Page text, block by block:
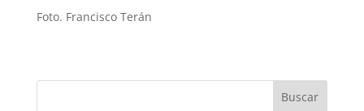
Foto. Francisco Terán
Buscar